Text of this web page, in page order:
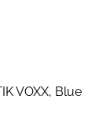
VOXX, Blue